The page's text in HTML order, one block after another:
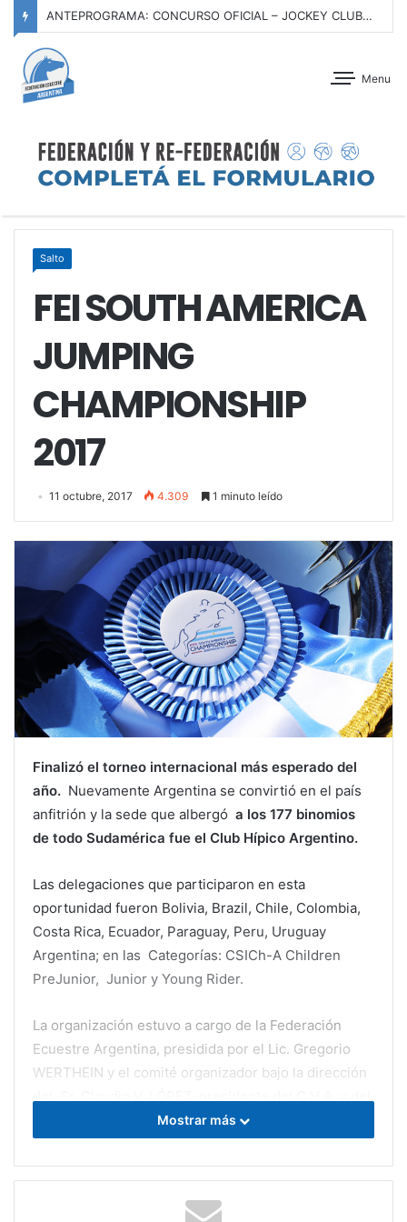
ANTEPROGRAMA: CONCURSO OFICIAL – JOCKEY CLUB TUCUMÁN – 22 Y 23 DE AGOSTO DE 2026
Menu
Salto
FEI SOUTH AMERICA
JUMPING
CHAMPIONSHIP
2017
11 octubre, 2017 4.309 1 minuto leído
Finalizó el torneo internacional más esperado del
año. Nuevamente Argentina se convirtió en el país
anfitrión y la sede que albergó a los 177 binomios
de todo Sudamérica fue el Club Hípico Argentino.
Las delegaciones que participaron en esta
oportunidad fueron Bolivia, Brazil, Chile, Colombia,
Costa Rica, Ecuador, Paraguay, Peru, Uruguay
Argentina; en las Categorías: CSICh-A Children
PreJunior, Junior y Young Rider.
La organización estuvo a cargo de la Federación
Ecuestre Argentina, presidida por el Lic. Gregorio
WERTHEIN y el comité organizador bajo la dirección
Lic. Jorge H. GABRIEL por la F.E.A. El Presidente del
Jurado fue el Sr. Neil O`CONNOR (EEUU) y el diseño
de los recorridos; desarrollados en las pistas de
internacional Ivan TAGLE (Argentina).
Mostrar más